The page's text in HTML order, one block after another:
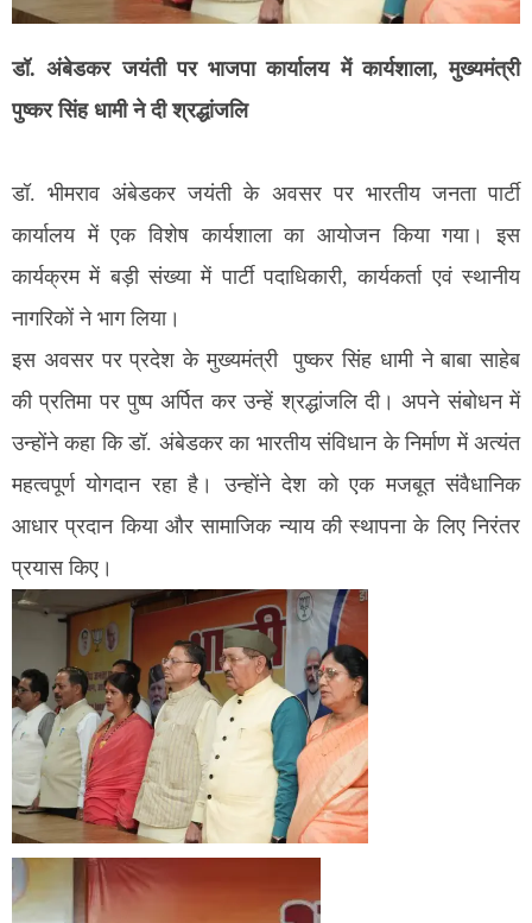
डॉ. अंबेडकर जयंती पर भाजपा कार्यालय में कार्यशाला, मुख्यमंत्री
पुष्कर सिंह धामी ने दी श्रद्धांजलि
डॉ. भीमराव अंबेडकर जयंती के अवसर पर भारतीय जनता पार्टी
कार्यालय में एक विशेष कार्यशाला का आयोजन किया गया। इस
कार्यक्रम में बड़ी संख्या में पार्टी पदाधिकारी, कार्यकर्ता एवं स्थानीय
नागरिकों ने भाग लिया।
इस अवसर पर प्रदेश के मुख्यमंत्री पुष्कर सिंह धामी ने बाबा साहेब
की प्रतिमा पर पुष्प अर्पित कर उन्हें श्रद्धांजलि दी। अपने संबोधन में
उन्होंने कहा कि डॉ. अंबेडकर का भारतीय संविधान के निर्माण में अत्यंत
महत्वपूर्ण योगदान रहा है। उन्होंने देश को एक मजबूत संवैधानिक
आधार प्रदान किया और सामाजिक न्याय की स्थापना के लिए निरंतर
प्रयास किए।